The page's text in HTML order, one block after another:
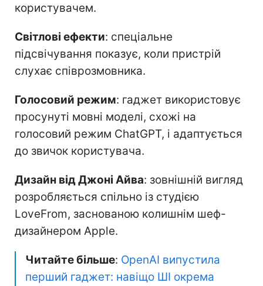
користувачем.
Світлові ефекти: спеціальне
підсвічування показує, коли пристрій
слухає співрозмовника.
Голосовий режим: гаджет використовує
просунуті мовні моделі, схожі на
голосовий режим ChatGPT, і адаптується
до звичок користувача.
Дизайн від Джоні Айва: зовнішній вигляд
розробляється спільно із студією
LoveFrom, заснованою колишнім шеф-
дизайнером Apple.
Читайте більше: OpenAI випустила
перший гаджет: навіщо ШІ окрема